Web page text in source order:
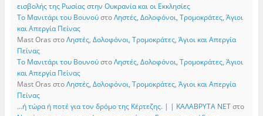
εισβολής της Ρωσίας στην Ουκρανία και οι Εκκλησίες
Το Μανιτάρι του ΒουνούστοΛηστές, Δολοφόνοι, Τρομοκράτες, Άγιοι
και Απεργία Πείνας
Mast Oras στοΛηστές, Δολοφόνοι, Τρομοκράτες, Άγιοι και Απεργία
Πείνας
Το Μανιτάρι του ΒουνούστοΛηστές, Δολοφόνοι, Τρομοκράτες, Άγιοι
και Απεργία Πείνας
Mast Oras στοΛηστές, Δολοφόνοι, Τρομοκράτες, Άγιοι και Απεργία
Πείνας
…ή τώρα ή ποτέ για τον δρόμο της Κέρτεζης. | | ΚΑΛΑΒΡΥΤΑ ΝΕΤστο